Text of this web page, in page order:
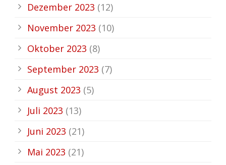
Dezember 2023 (12)
November 2023 (10)
Oktober 2023 (8)
September 2023 (7)
August 2023 (5)
Juli 2023 (13)
Juni 2023 (21)
Mai 2023 (21)